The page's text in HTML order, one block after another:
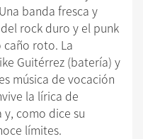
banda fresca y
rock duro y el punk
roto. La
Guitérrez (batería) y
música de vocación
la lírica de
como dice su
límites.